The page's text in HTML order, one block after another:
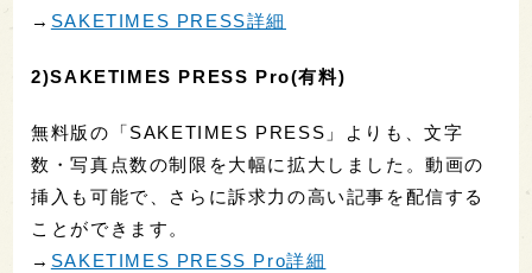
→ SAKETIMES PRESS詳細
2)SAKETIMES PRESS Pro(有料)
無料版の「SAKETIMES PRESS」よりも、文字
数・写真点数の制限を大幅に拡大しました。動画の
挿入も可能で、さらに訴求力の高い記事を配信する
ことができます。
→ SAKETIMES PRESS Pro詳細